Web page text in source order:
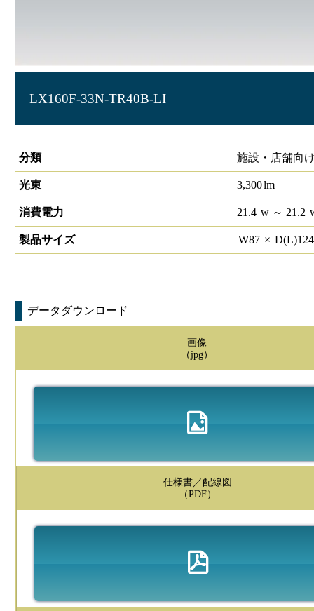
LX160F-33N-TR40B-LI
分類
施設・店舗向
光束 3,300lm
消費電力 21.4 w～ 21.2
製品サイズ W87 × D(L)
データダウンロード
画像
（jpg）
仕様書／配線図
（PDF）